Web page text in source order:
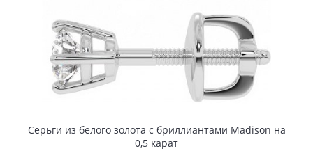
Серьги из белого золота с бриллиантами Madison на
0,5 карат